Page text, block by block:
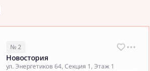
№ 2
Новостория
ул. Энергетиков 64, Секция 1, Этаж 1